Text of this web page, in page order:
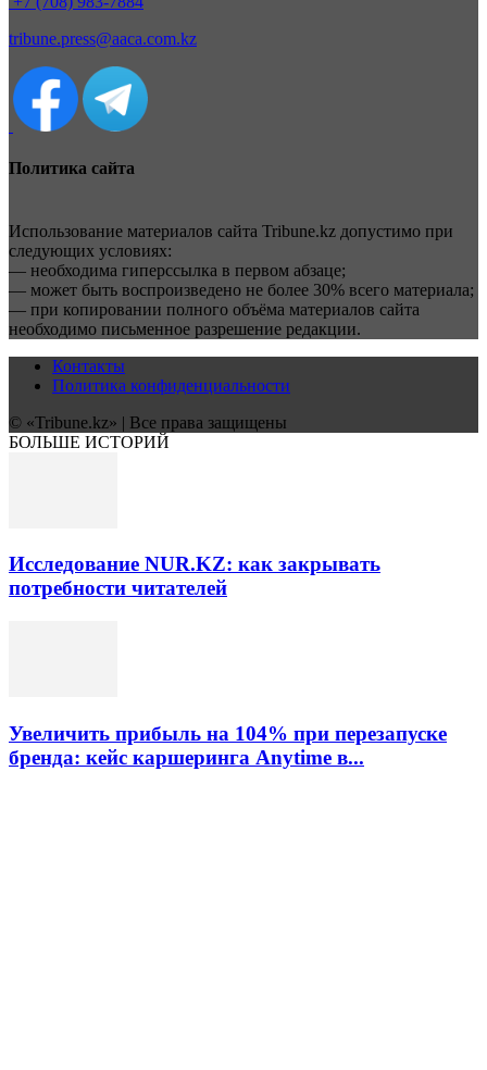
tribune.press@aaca.com.kz
Политика сайта
Использование материалов сайта Tribune.kz допустимо при
следующих условиях:
— необходима гиперссылка в первом абзаце;
— может быть воспроизведено не более 30% всего материала;
— при копировании полного объёма материалов сайта
необходимо письменное разрешение редакции.
Контакты
Политика конфиденциальности
© «Tribune.kz» | Все права защищены
БОЛЬШЕ ИСТОРИЙ
Исследование NUR.KZ: как закрывать
потребности читателей
Увеличить прибыль на 104% при перезапуске
бренда: кейс каршеринга Anytime в...